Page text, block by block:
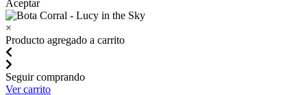
Aceptar
×
Producto agregado a carrito
Seguir comprando
Ver carrito